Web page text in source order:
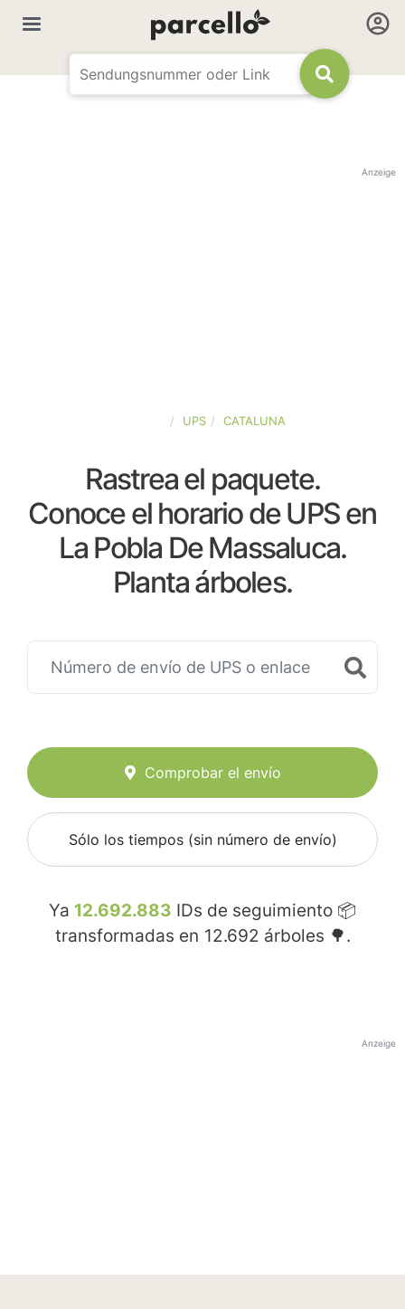
Anzeige
UPS CATALUNA
Rastrea el paquete.
Conoce el horario de UPS en
La Pobla De Massaluca.
Planta árboles.
Comprobar el envío
Sólo los tiempos (sin número de envío)
Ya 12.692.883 IDs de seguimiento 📦
transformadas en 12.692 árboles 🌳.
Anzeige